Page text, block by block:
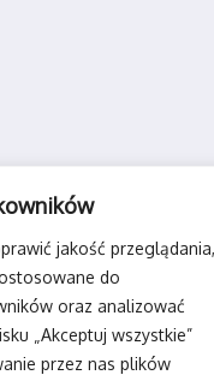
jakość przeglądania,
do
oraz analizować
„Akceptuj wszystkie”
przez nas plików